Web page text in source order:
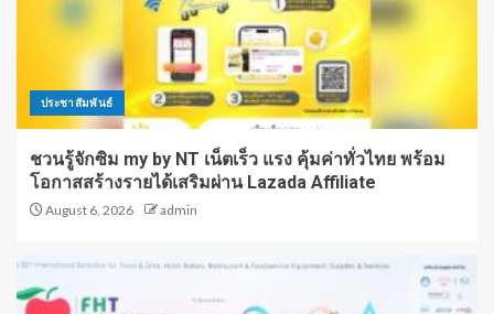
ประชาสัมพันธ์
ชวนรู้จักซิม my by NT เน็ตเร็ว แรง คุ้มค่าทั่วไทย พร้อม
โอกาสสร้างรายได้เสริมผ่าน Lazada Affiliate
August 6, 2026 admin